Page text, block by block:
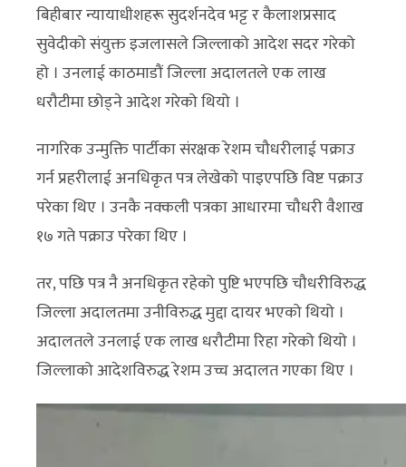
बिहीबार न्यायाधीशहरू सुदर्शनदेव भट्ट र कैलाशप्रसाद
सुवेदीको संयुक्त इजलासले जिल्लाको आदेश सदर गरेको
हो । उनलाई काठमाडौं जिल्ला अदालतले एक लाख
धरौटीमा छोड्ने आदेश गरेको थियो ।
नागरिक उन्मुक्ति पार्टीका संरक्षक रेशम चौधरीलाई पक्राउ
गर्न प्रहरीलाई अनधिकृत पत्र लेखेको पाइएपछि विष्ट पक्राउ
परेका थिए । उनकै नक्कली पत्रका आधारमा चौधरी वैशाख
१७ गते पक्राउ परेका थिए ।
तर, पछि पत्र नै अनधिकृत रहेको पुष्टि भएपछि चौधरीविरुद्ध
जिल्ला अदालतमा उनीविरुद्ध मुद्दा दायर भएको थियो ।
अदालतले उनलाई एक लाख धरौटीमा रिहा गरेको थियो ।
जिल्लाको आदेशविरुद्ध रेशम उच्च अदालत गएका थिए ।